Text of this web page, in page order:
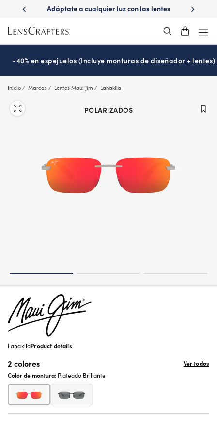
main
content
con
Adáptate a cualquier luz con las lentes
¿Es
-40% en espejuelos (Incluye monturas de diseñador + lentes)
Inicio Marcas Lentes Maui Jim Lanakila
POLARIZADOS
LanakilaProduct details
2 colores
Ver todos
Color de montura: Plateado Brillante